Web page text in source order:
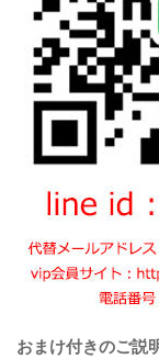
おまけ付きのご説